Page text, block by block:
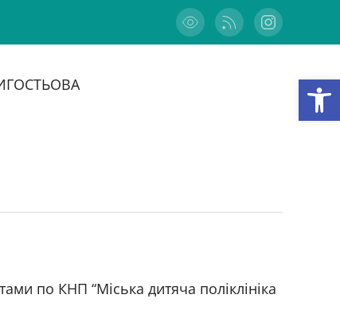
ГОСТЬОВА
по КНП “Міська дитяча поліклініка